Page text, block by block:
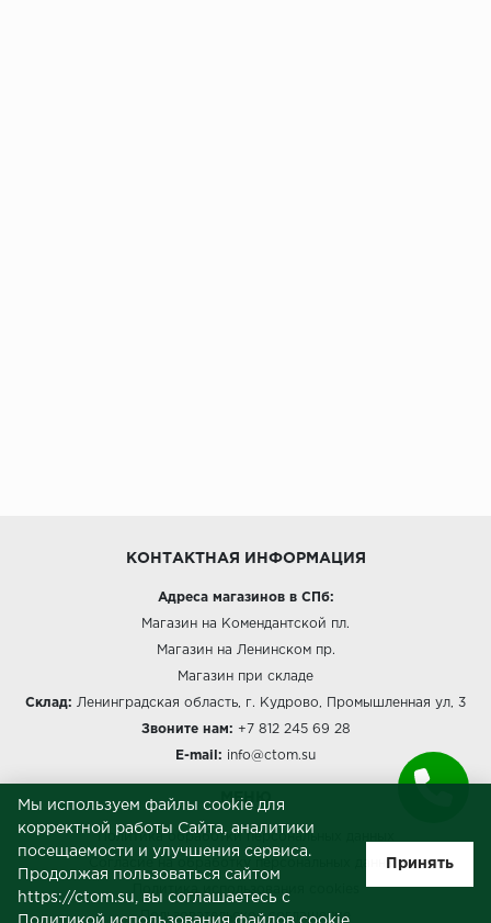
КОНТАКТНАЯ ИНФОРМАЦИЯ
Адреса магазинов в СПб:
Магазин на Комендантской пл.
Магазин на Ленинском пр.
Магазин при складе
Склад: Ленинградская область, г. Кудрово, Промышленная ул, 3
Звоните нам: +7 812 245 69 28
E-mail: info@ctom.su
МЕНЮ
Политика обработки персональных данных
Согласие на обработку персональных данных
Пользовательское соглашение
Мы используем файлы cookie для
корректной работы Сайта, аналитики
посещаемости и улучшения сервиса.
Продолжая пользоваться сайтом
https://ctom.su, вы соглашаетесь с
Принять